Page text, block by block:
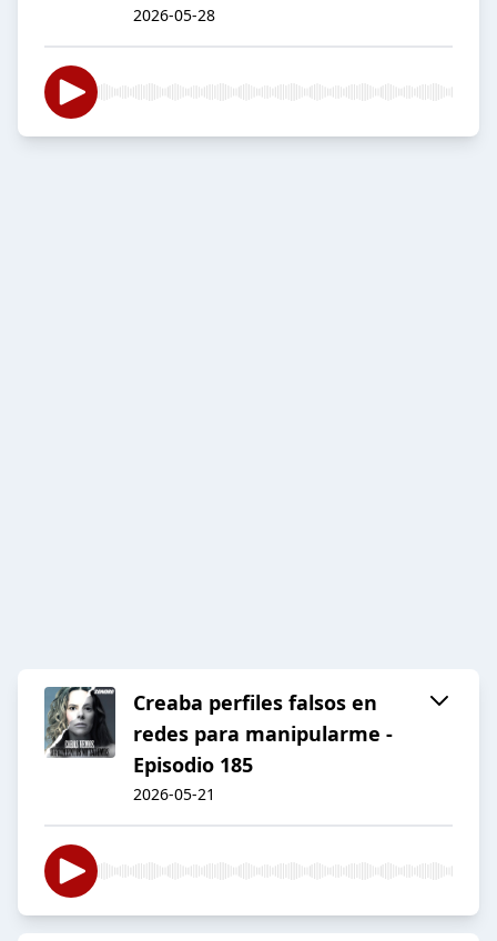
2026-05-28
Creaba perfiles falsos en
redes para manipularme -
Episodio 185
2026-05-21